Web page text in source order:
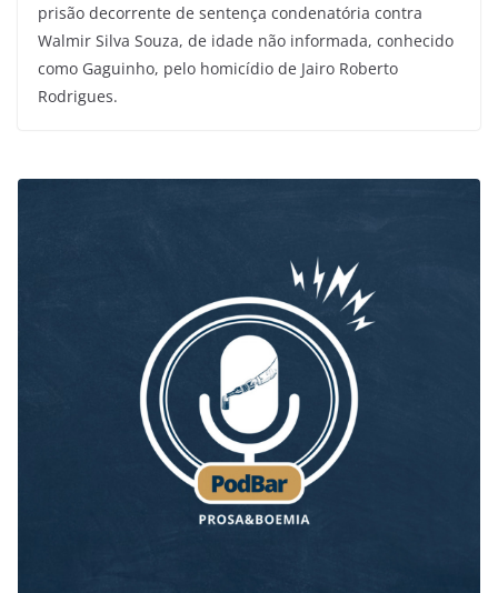
prisão decorrente de sentença condenatória contra
Walmir Silva Souza, de idade não informada, conhecido
como Gaguinho, pelo homicídio de Jairo Roberto
Rodrigues.